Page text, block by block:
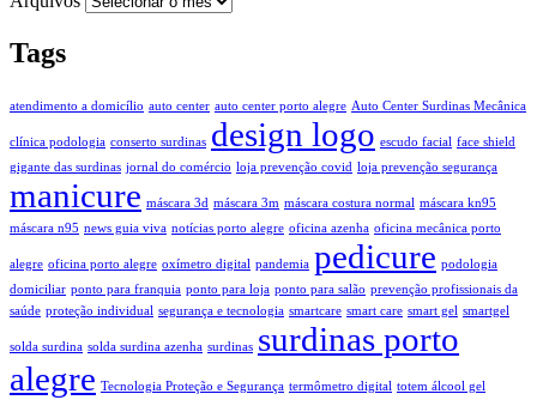
Tags
atendimento a domicílio auto center auto center porto alegre Auto Center Surdinas Mecânica
clínica podologia conserto surdinas design logo escudo facial face shield
gigante das surdinas jornal do comércio loja prevenção covid loja prevenção segurança
manicure máscara 3d máscara 3m máscara costura normal máscara kn95
máscara n95 news guia viva notícias porto alegre oficina azenha oficina mecânica porto
alegre oficina porto alegre oxímetro digital pandemia pedicure podologia
domiciliar ponto para franquia ponto para loja ponto para salão prevenção profissionais da
saúde proteção individual segurança e tecnologia smartcare smart care smart gel smartgel
solda surdina solda surdina azenha surdinas surdinas porto
alegre Tecnologia Proteção e Segurança termômetro digital totem álcool gel